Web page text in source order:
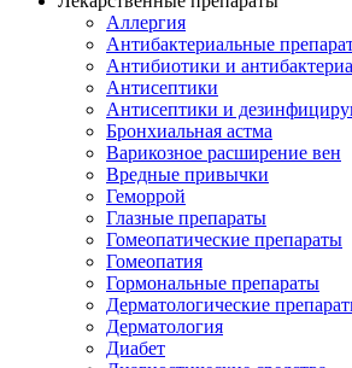
Аллергия
Антибактериальные
Антибиотики и
Антисептики
Антисептики и
Бронхиальная астма
Варикозное расширение вен
Вредные привычки
Геморрой
Глазные препараты
Гомеопатические препараты
Гомеопатия
Гормональные препараты
Дерматологические
Дерматология
Диабет